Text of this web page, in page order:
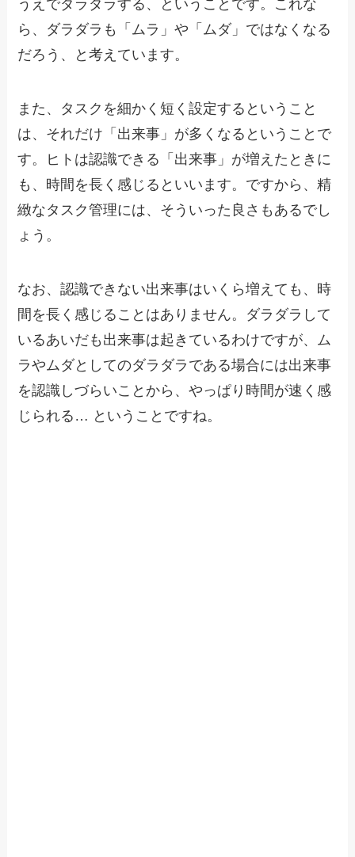
うえでダラダラする、ということです。これな
ら、ダラダラも「ムラ」や「ムダ」ではなくなる
だろう、と考えています。
また、タスクを細かく短く設定するということ
は、それだけ「出来事」が多くなるということで
す。ヒトは認識できる「出来事」が増えたときに
も、時間を長く感じるといいます。ですから、精
緻なタスク管理には、そういった良さもあるでし
ょう。
なお、認識できない出来事はいくら増えても、時
間を長く感じることはありません。ダラダラして
いるあいだも出来事は起きているわけですが、ム
ラやムダとしてのダラダラである場合には出来事
を認識しづらいことから、やっぱり時間が速く感
じられる… ということですね。